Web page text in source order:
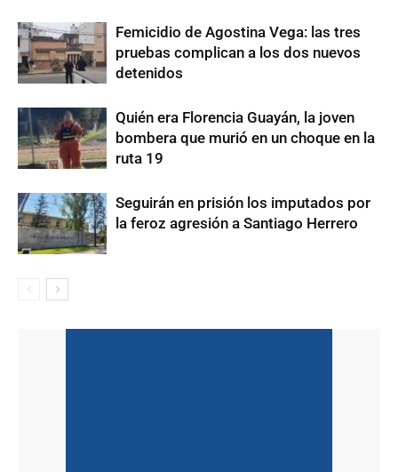
Femicidio de Agostina Vega: las tres
pruebas complican a los dos nuevos
detenidos
Quién era Florencia Guayán, la joven
bombera que murió en un choque en la
ruta 19
Seguirán en prisión los imputados por
la feroz agresión a Santiago Herrero